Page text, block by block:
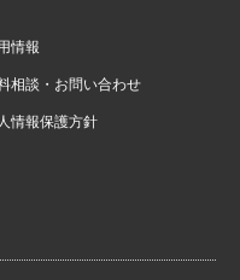
情報
相談・お問い合わせ
情報保護方針